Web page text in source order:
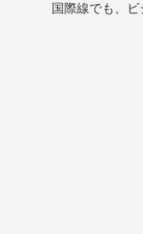
国際線でも、